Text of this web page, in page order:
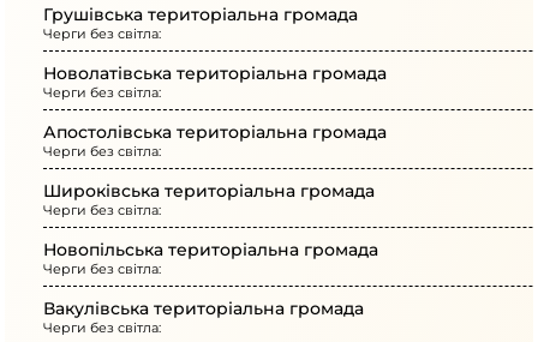
Грушівська територіальна громада
Черги без світла:
Новолатівська територіальна громада
Черги без світла:
Апостолівська територіальна громада
Черги без світла:
Широківська територіальна громада
Черги без світла:
Новопільська територіальна громада
Черги без світла:
Вакулівська територіальна громада
Черги без світла: